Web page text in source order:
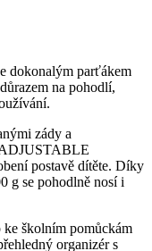
dokonalým parťákem
na pohodlí,
zády a
postavě dítěte. Díky
g se pohodlně nosí i
školním pomůckám
organizér s